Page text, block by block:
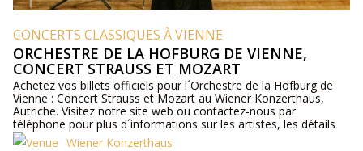
CONCERTS CLASSIQUES À VIENNE
ORCHESTRE DE LA HOFBURG DE VIENNE,
CONCERT STRAUSS ET MOZART
Achetez vos billets officiels pour l´Orchestre de la Hofburg de
Vienne : Concert Strauss et Mozart au Wiener Konzerthaus,
Autriche. Visitez notre site web ou contactez-nous par
téléphone pour plus d´informations sur les artistes, les détails
du programme et les prix des billets.
Wiener Konzerthaus